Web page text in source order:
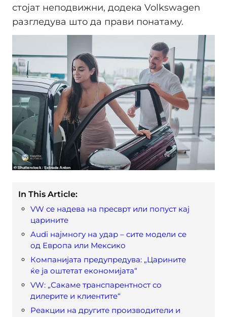
стојат неподвижни, додека Volkswagen
разгледува што да прави понатаму.
In This Article:
VW се надева на пресврт или попуст кај
царините
Audi најмногу на удар – сите модели се
од Европа или Мексико
Компанијата предупредува: „Царините
ќе ја оштетат економијата“
VW: „Сакаме транспарентност со
дилерите и клиентите“
Реакции на другите производители и